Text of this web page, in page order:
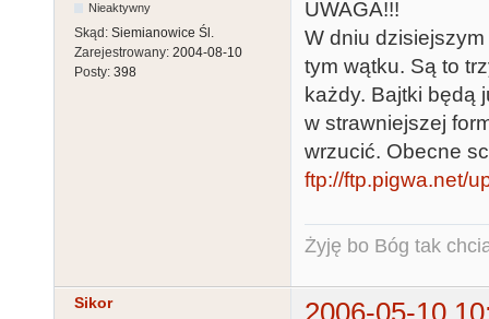
Nieaktywny
Skąd: Siemianowice Śl.
Zarejestrowany: 2004-08-10
Posty: 398
UWAGA!!!
W dniu dzisiejszym
tym wątku. Są to
każdy. Bajtki będą
w strawniejszej
wrzucić. Obecne
ftp://ftp.pigwa.net/
Żyję bo Bóg tak
Sikor